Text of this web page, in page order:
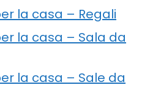
la casa – Regali
la casa – Sala da
la casa – Sale da